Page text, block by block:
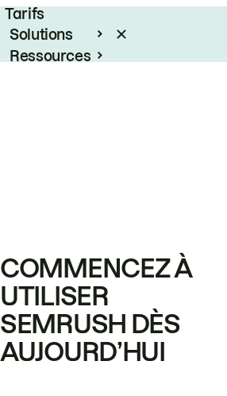
Tarifs
Solutions
Ressources
COMMENCEZ À
UTILISER
SEMRUSH DÈS
AUJOURD’HUI